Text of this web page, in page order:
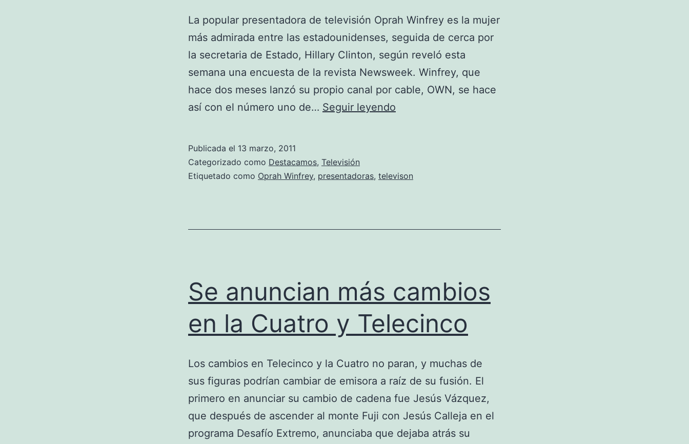
La popular presentadora de televisión Oprah Winfrey es la mujer
más admirada entre las estadounidenses, seguida de cerca por
la secretaria de Estado, Hillary Clinton, según reveló esta
semana una encuesta de la revista Newsweek. Winfrey, que
hace dos meses lanzó su propio canal por cable, OWN, se hace
así con el número uno de… Seguir leyendo
más
EE
Publicada el 13 marzo, 2011
Categorizado como Destacamos, Televisión
Etiquetado como Oprah Winfrey, presentadoras, televison
Se anuncian más cambios
en la Cuatro y Telecinco
Los cambios en Telecinco y la Cuatro no paran, y muchas de
sus figuras podrían cambiar de emisora a raíz de su fusión. El
primero en anunciar su cambio de cadena fue Jesús Vázquez,
que después de ascender al monte Fuji con Jesús Calleja en el
programa Desafío Extremo, anunciaba que dejaba atrás su